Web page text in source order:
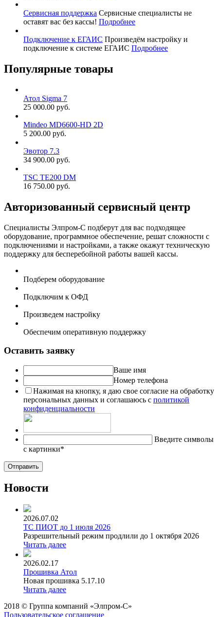
Сервисная поддержка Сервисные специалисты не
оставят вас без кассы! Подробнее
Подключение к ЕГАИС Произведём настройку и
подключение к системе ЕГАИС Подробнее
Популярные товары
Атол Sigma 7
25 000.00 руб.
Mindeo MD6600-HD 2D
5 200.00 руб.
Эвотор 7.3
34 900.00 руб.
TSC TE200 DM
16 750.00 руб.
Авторизованный сервисный центр
Специалисты Элпром-С подберут для вас подходящее
оборудование, программное обеспечение, решат сложности с
подключениями и настройками, а также окажут техническую
поддержку для бесперебойной работы вашей кассы.
Подберем оборудование
Подключим к ОФД
Произведем настройку
Обеспечим оперативную поддержку
Оставить заявку
Ваше имя
Номер телефона
Нажимая на кнопку, я даю свое согласие на обработку
персональных данных и соглашаюсь с политикой
конфиденциальности
Введите символы
с картинки*
Новости
2026.07.02
ТС ПИОТ до 1 июля 2026
Разрешительный режим продлили до 1 октября 2026
Читать далее
2026.02.17
Прошивка Атол
Новая прошивка 5.17.10
Читать далее
2018 © Группа компаний «Элпром-С»
Пользовательское соглашение